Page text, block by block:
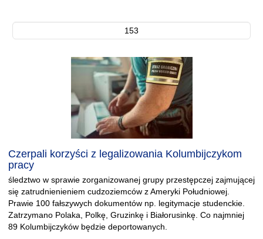
153
Czerpali korzyści z legalizowania Kolumbijczykom
pracy
śledztwo w sprawie zorganizowanej grupy przestępczej zajmującej
się zatrudnienieniem cudzoziemców z Ameryki Południowej.
Prawie 100 fałszywych dokumentów np. legitymacje studenckie.
Zatrzymano Polaka, Polkę, Gruzinkę i Białorusinkę. Co najmniej
89 Kolumbijczyków będzie deportowanych.